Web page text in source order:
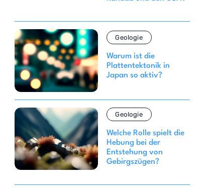
Geologie
Warum ist die
Plattentektonik in
Japan so aktiv?
Geologie
Welche Rolle spielt die
Hebung bei der
Entstehung von
Gebirgszügen?